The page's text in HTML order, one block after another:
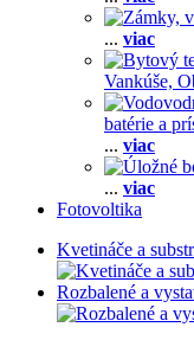
... viac
Vankúše,
batérie a
... viac
... viac
Fotovoltika
Kvetináče a
Rozbalené a